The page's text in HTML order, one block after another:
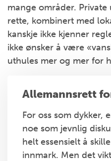
mange områder.
rette, kombinert med
kanskje ikke kjenner
ikke ønsker å være
uthules mer og mer for
Allemannsrett
For oss som dykker,
noe som jevnlig
helt essensielt å
innmark. Men det